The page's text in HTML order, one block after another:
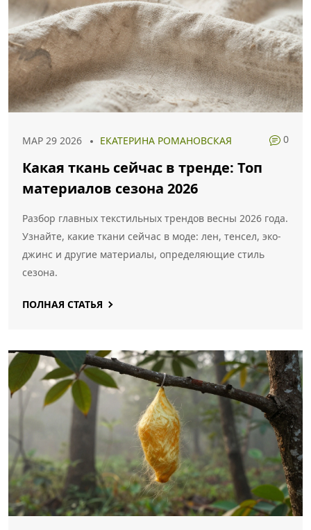
МАР 29 2026 ЕКАТЕРИНА РОМАНОВСКАЯ 0
Какая ткань сейчас в тренде: Топ
материалов сезона 2026
Разбор главных текстильных трендов весны 2026 года.
Узнайте, какие ткани сейчас в моде: лен, тенсел, эко-
джинс и другие материалы, определяющие стиль
сезона.
ПОЛНАЯ СТАТЬЯ